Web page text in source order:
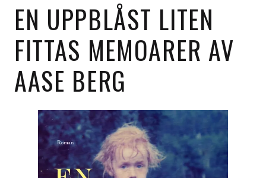
EN UPPBLÅST LITEN
FITTAS MEMOARER AV
AASE BERG